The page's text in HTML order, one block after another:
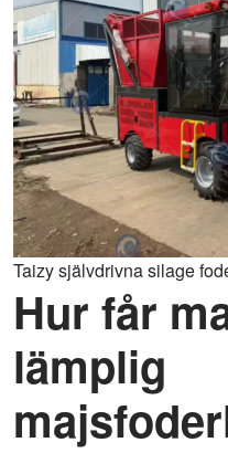
Taizy självdrivna silage
Hur får
lämplig